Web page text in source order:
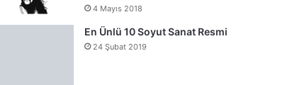
4 Mayıs 2018
En Ünlü 10 Soyut Sanat Resmi
24 Şubat 2019